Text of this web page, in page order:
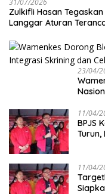
31/07/2026
Zulkifli Hasan Tegaskan
Langgar Aturan
23/04/
11/04/
BPJS
11/04/